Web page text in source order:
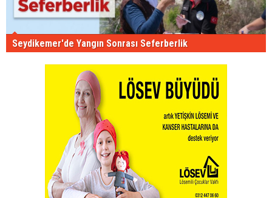
Seydikemer'de Yangın Sonrası Seferberlik